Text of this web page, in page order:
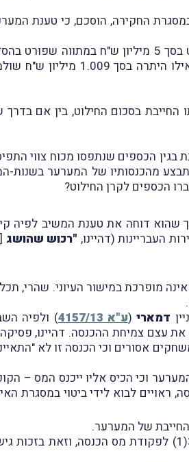
של המערער שנתפסו במסגרת החקירה, הוסכם, כי טענת
ביום 31.1.2017 נגזר דינו של המערער ובית-המשפט אישר את הֶסדר הטיעון ובכלל זאת את הסכמת הצדדים לחילוט בסך 5 מיליון ש"ח במתווה
הטיעון. במועד זה הועברו לקרן החילוט 3.991 מיליון ש"ח שהיו תפוסים בידי המדינה במסגרת צווי תפיסה זמניים; ואילו היתרה
בסכום החילוט, בין אם בדרך
הכספים שנתפסו מכוח צווי
האם הקטנה זו תתבצע מהכנסותיו של המערער
שהוא דוחה את טענת המשיב לפיה
העבריינות (דהיינו, "רכוש שהושג
מופרכת במישור העיוני. שהרי,
דמארי(ע"א 4157/13
) ולפיה
עצם צמיחת ההכנסה. דהיינו, פסיקה
אסורים וכי הכנסה זו לא
וכי הכיס אליו ייכנס המס –
לבוא לידי ביטוי במסגרת
של המערער.
מעבירה אותנו מעל למשוכה הראשונה שהיא משוכת האינצידנטליות והוראות סעיף 32(1) לפקודת מס הכנסה, וזאת